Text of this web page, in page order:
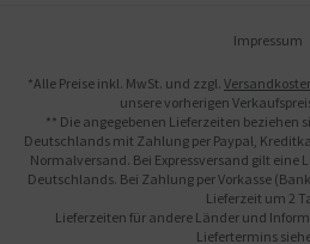
Impressum
*Alle Preise inkl. MwSt. und zzgl.
unsere vorherigen
** Die angegebenen Lieferzeiten beziehen
Deutschlands mit Zahlung per Paypal,
Normalversand. Bei Expressversand gilt eine
Deutschlands. Bei Zahlung per Vorkasse
Lieferzeit um 2
Lieferzeiten für andere Länder und
Liefertermins